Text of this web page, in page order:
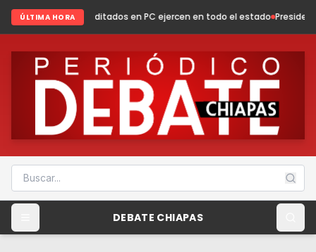
ÚLTIMA HORA
en PC ejercen en todo el estado Presidenta Fabiola Ricci
DEBATE CHIAPAS